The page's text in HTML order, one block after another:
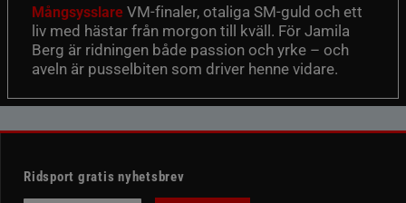
Mångsysslare VM-finaler, otaliga SM-guld och ett
liv med hästar från morgon till kväll. För Jamila
Berg är ridningen både passion och yrke – och
aveln är pusselbiten som driver henne vidare.
Ridsport gratis nyhetsbrev